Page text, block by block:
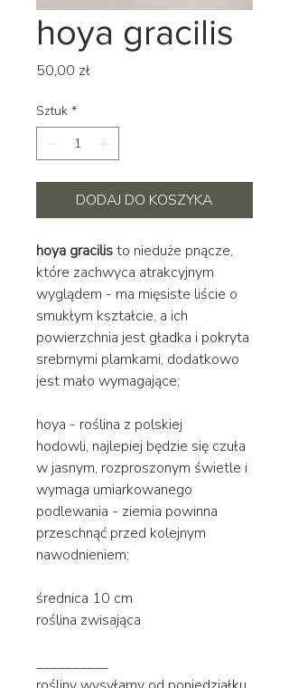
hoya gracilis
50,00 złCena
Sztuk *
DODAJ DO KOSZYKA
hoya gracilisto nieduże pnącze,
które zachwyca atrakcyjnym
wyglądem - ma mięsiste liście o
smukłym kształcie, a ich
powierzchnia jest gładka i pokryta
srebrnymi plamkami, dodatkowo
jest mało wymagające;
hoya - roślina z polskiej
hodowli, najlepiej będzie się czuła
w jasnym, rozproszonym świetle i
wymaga umiarkowanego
podlewania - ziemia powinna
przeschnąć przed kolejnym
nawodnieniem;
średnica 10 cm
roślina zwisająca
__________